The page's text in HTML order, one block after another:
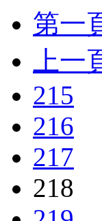
第一
上一
215
216
217
218